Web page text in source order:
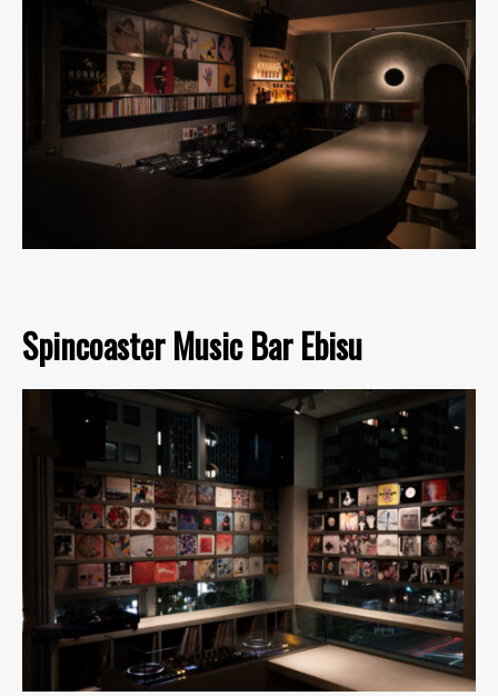
Spincoaster Music Bar Ebisu